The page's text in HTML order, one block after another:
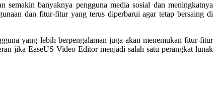
banyaknya pengguna media sosial dan meningkatnya
dan fitur-fitur yang terus diperbarui agar tetap bersaing di
yang lebih berpengalaman juga akan menemukan fitur-fitur
jika EaseUS Video Editor menjadi salah satu perangkat lunak